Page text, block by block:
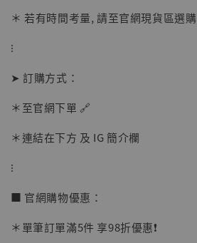
【店內現貨】海賊王 系列蒐
NT$ 1,870
＊ 若有時間考量, 請至官網現貨區選購
⁝
➤ 訂購方式：
＊至官網下單 🔗
＊連結在下方 及 IG 簡介欄
⁝
■ 官網購物優惠：
＊單筆訂單滿5件 享98折優惠❗️